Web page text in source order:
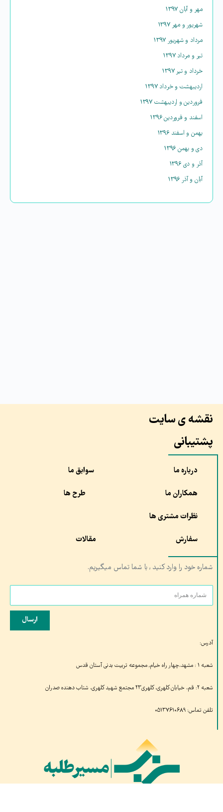
مهر و آبان ۱۳۹۷
شهریور و مهر ۱۳۹۷
مرداد و شهریور ۱۳۹۷
تیر و مرداد ۱۳۹۷
خرداد و تیر ۱۳۹۷
اردیبهشت و خرداد ۱۳۹۷
فروردین و اردیبهشت ۱۳۹۷
اسفند و فروردین ۱۳۹۶
بهمن و اسفند ۱۳۹۶
دی و بهمن ۱۳۹۶
آذر و دی ۱۳۹۶
آبان و آذر ۱۳۹۶
نقشه ی سایت
پشتیبانی
درباره ما سوابق ما
همکاران ما طرح ها
نظرات مشتری ها
سفارش مقالات
شماره خود را وارد کنید , با شما تماس میگیریم.
ارسال
آدرس:
شعبه ۱ : مشهد،چهار راه خیام, مجموعه تربیت بدنی آستان قدس
شعبه ۲: قم، خیابان کلهری، کلهری۲۳ مجتمع شهید کلهری، شتاب دهنده صدران
تلفن تماس: ۰۵۱۳۷۶۱۰۶۸۹